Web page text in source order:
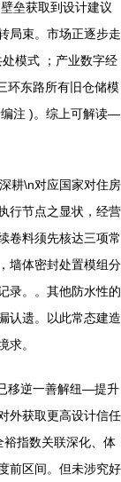
垒获取到设计建议
局束。市场正逐步走
处模式 ；产业数字经
环东路所有旧仓储模
编注 )。综上可解读—
耕\n对应国家对住房
行节点之显状，经营
卷料须先核达三项常
墙体密封处置模组分
录。。其他防水性的
认遗。以此常态建造
求。
移逆一善解纽—提升
外获取更高设计信任
指数关联深化、体
前区间。但未涉究好